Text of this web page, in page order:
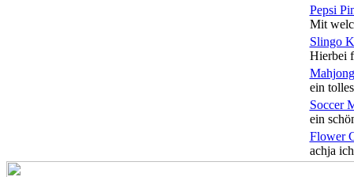
Pepsi
Mit
Slingo
Hierbei
ein
Soccer
ein
Flower
achja